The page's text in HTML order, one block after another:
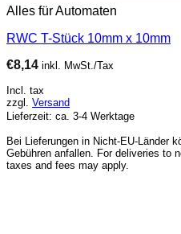
Alles für Automaten
RWC T-Stück 10mm x 10mm
€8,14 inkl. MwSt./Tax
Incl. tax
zzgl. Versand
Lieferzeit: ca. 3-4 Werktage
Bei Lieferungen in Nicht-EU-Länder
Gebühren anfallen. For deliveries to
taxes and fees may apply.